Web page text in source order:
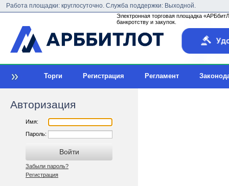
Работа площадки: круглосуточно. Служба поддержки: Выходной.
Электронная торговая площадка
банкротству и закупок.
Торги Регистрация Регламент
Авторизация
Имя:
Пароль:
Забыли пароль?
Регистрация